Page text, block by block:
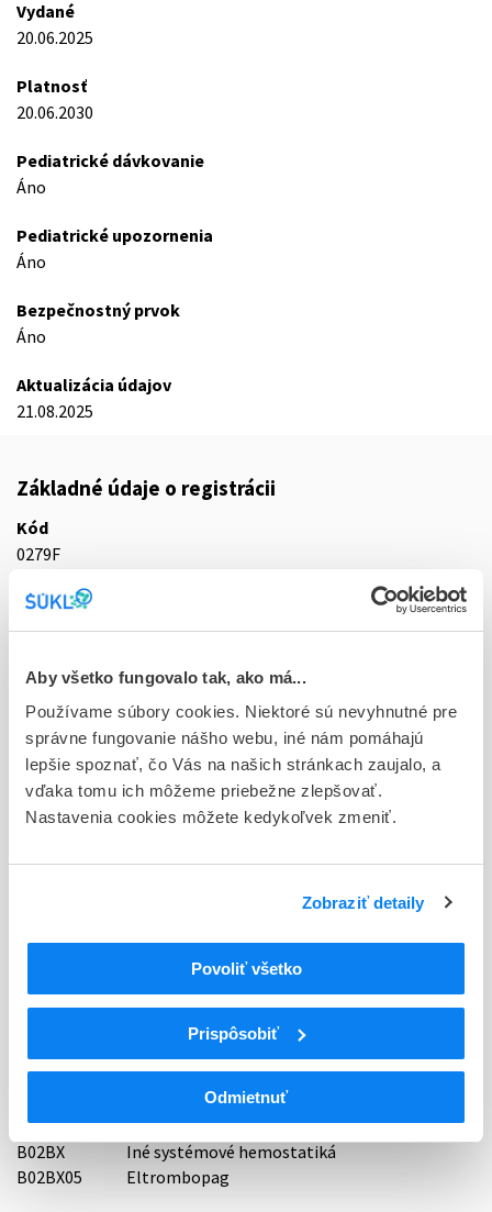
Aby všetko fungovalo tak, ako má...
Používame súbory cookies. Niektoré sú nevyhnutné pre
správne fungovanie nášho webu, iné nám pomáhajú
lepšie spoznať, čo Vás na našich stránkach zaujalo, a
vďaka tomu ich môžeme priebežne zlepšovať.
Nastavenia cookies môžete kedykoľvek zmeniť.
Zobraziť detaily
Povoliť všetko
Prispôsobiť
Odmietnuť
Vydané
20.06.2025
Platnosť
20.06.2030
Pediatrické dávkovanie
Áno
Pediatrické upozornenia
Áno
Bezpečnostný prvok
Áno
Aktualizácia údajov
21.08.2025
Základné údaje o registrácii
Kód
0279F
Registračné číslo
16/0175/25-S
Doplnok
tbl flm 10x1x50 mg (blis.OPA/Al/PVC/Al) - jednotk.bal.
Stav
R - Aktuálna registrácia
Typ registračnej procedúry
16 - ANTICOAGULANTIA (FIBRINOLYTICA, ANTIFIBRINOL.)
KRV A KRVOTVORNÉ ORGÁNY
ANTIHEMORAGIKÁ (HEMOSTATIKÁ)
B02B
LOKÁLNE HEMOSTATIKÁ, KOMBINÁCIE
B02BX
Iné systémové hemostatiká
B02BX05
Eltrombopag